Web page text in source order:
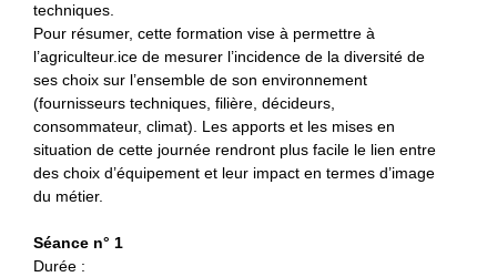
techniques.
Pour résumer, cette formation vise à permettre à
l’agriculteur.ice de mesurer l’incidence de la diversité de
ses choix sur l’ensemble de son environnement
(fournisseurs techniques, filière, décideurs,
consommateur, climat). Les apports et les mises en
situation de cette journée rendront plus facile le lien entre
des choix d’équipement et leur impact en termes d’image
du métier.
Séance n° 1
Durée :